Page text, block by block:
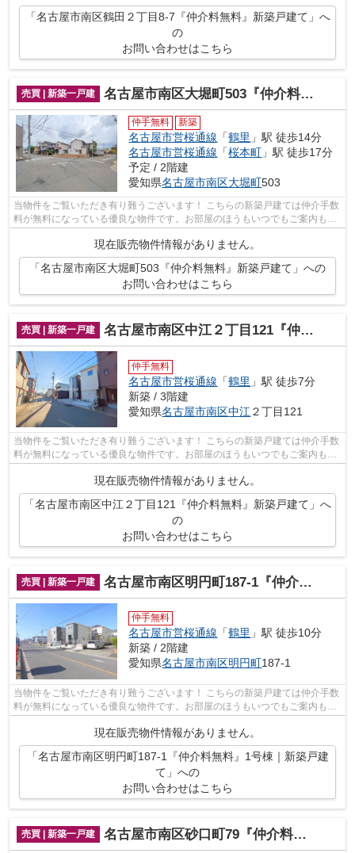
「名古屋市南区鶴田２丁目8-7『仲介料無料』新築戸建て」へ
の
お問い合わせはこちら
売買 | 新築一戸建 名古屋市南区大堀町503『仲介料無料』新築戸建て
仲手無料 新築
名古屋市営桜通線 「鶴里 」駅 徒歩14分
名古屋市営桜通線 「桜本町 」駅 徒歩17分
予定 / 2階建
愛知県名古屋市南区大堀町503
当物件をご覧いただき有り難うございます！ こちらの新築戸建ては仲介手数
料が無料になっている優良な物件です。お部屋のほうもいつでもご案内もさ
せて頂きますのでお気軽にお問合せ下...
現在販売物件情報がありません。
「名古屋市南区大堀町503『仲介料無料』新築戸建て」への
お問い合わせはこちら
売買 | 新築一戸建 名古屋市南区中江２丁目121『仲介料無料』新築戸建て
仲手無料
名古屋市営桜通線 「鶴里 」駅 徒歩7分
新築 / 3階建
愛知県名古屋市南区中江 ２丁目121
当物件をご覧いただき有り難うございます！ こちらの新築戸建ては仲介手数
料が無料になっている優良な物件です。お部屋のほうもいつでもご案内もさ
現在販売物件情報がありません。
「名古屋市南区中江２丁目121『仲介料無料』新築戸建て」へ
の
お問い合わせはこちら
売買 | 新築一戸建 名古屋市南区明円町187-1『仲介料無料』1号棟｜新築戸建て
仲手無料
名古屋市営桜通線 「鶴里 」駅 徒歩10分
新築 / 2階建
愛知県名古屋市南区明円町187-1
当物件をご覧いただき有り難うございます！ こちらの新築戸建ては仲介手数
料が無料になっている優良な物件です。お部屋のほうもいつでもご案内もさ
現在販売物件情報がありません。
「名古屋市南区明円町187-1『仲介料無料』1号棟｜新築戸建
て」への
お問い合わせはこちら
売買 | 新築一戸建 名古屋市南区砂口町79『仲介料無料』新築戸建て